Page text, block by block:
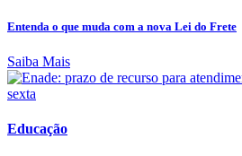
Entenda o que muda com a nova Lei do Frete
Saiba Mais
Educação